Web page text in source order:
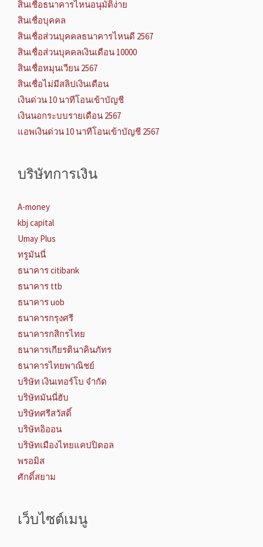
สินเชื่อธนาคารไหนอนุมัติง่าย
สินเชื่อบุคคล
สินเชื่อส่วนบุคคลธนาคารไหนดี 2567
สินเชื่อส่วนบุคคลเงินเดือน 10000
สินเชื่อหมุนเวียน 2567
สินเชื่อไม่มีสลิปเงินเดือน
เงินด่วน 10 นาทีโอนเข้าบัญชี
เงินนอกระบบรายเดือน 2567
แอพเงินด่วน 10 นาทีโอนเข้าบัญชี 2567
บริษัทการเงิน
A-money
kbj capital
Umay Plus
ทรูมันนี่
ธนาคาร citibank
ธนาคาร ttb
ธนาคาร uob
ธนาคารกรุงศรี
ธนาคารกสิกรไทย
ธนาคารเกียรตินาคินภัทร
ธนาคารไทยพาณิชย์
บริษัท เงินเทอร์โบ จำกัด
บริษัทมันนี่ฮับ
บริษัทศรีสวัสดิ์
บริษัทอิออน
บริษัทเมืองไทยแคปปิตอล
พรอมิส
ศักดิ์สยาม
เว็บไซต์เมนู